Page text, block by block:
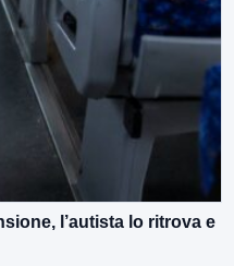
l’autista lo ritrova e